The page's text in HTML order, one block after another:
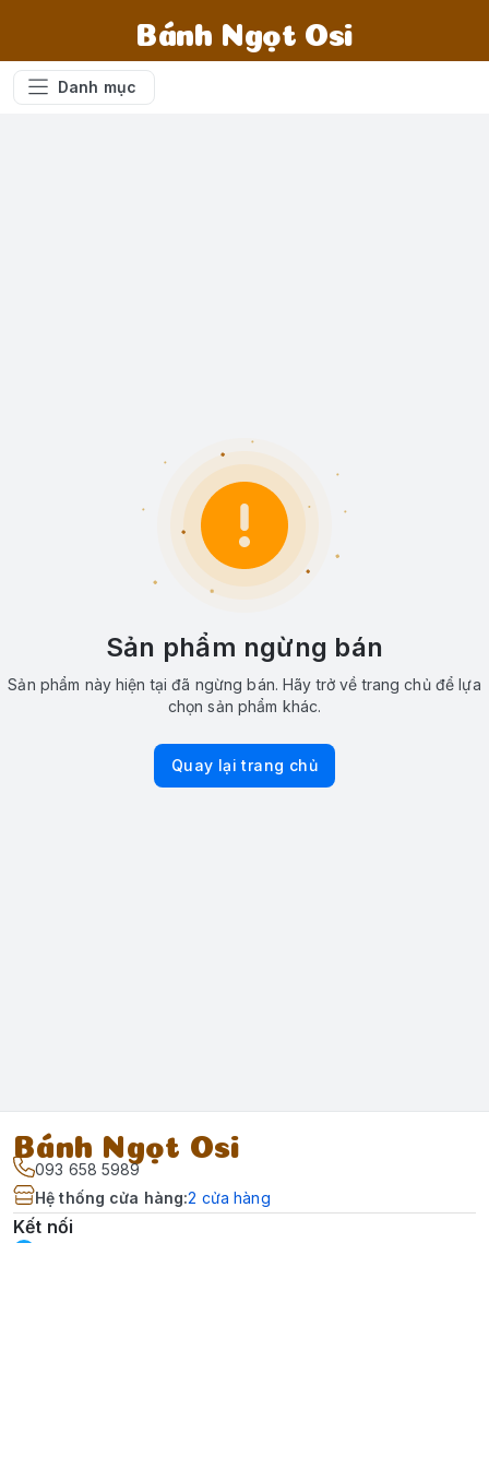
Bánh Ngọt Osi
Danh mục
Sản phẩm ngừng bán
Sản phẩm này hiện tại đã ngừng bán. Hãy trở về trang chủ để lựa
chọn sản phẩm khác.
Quay lại trang chủ
Bánh Ngọt Osi
093 658 5989
Hệ thống cửa hàng:2 cửa hàng
Kết nối